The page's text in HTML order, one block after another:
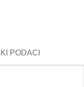
PODACI